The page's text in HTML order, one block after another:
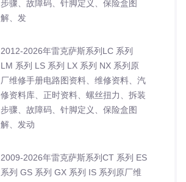
步骤、故障码、针脚定义、保险盒图
解、发
2012-2026年雷克萨斯系列LC 系列
LM 系列 LS 系列 LX 系列 NX 系列原
厂维修手册电路图资料、维修资料、汽
修资料库、正时资料、螺丝扭力、拆装
步骤、故障码、针脚定义、保险盒图
解、发动
2009-2026年雷克萨斯系列CT 系列 ES
系列 GS 系列 GX 系列 IS 系列原厂维